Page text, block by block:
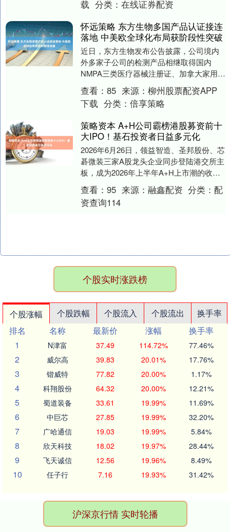
载 分类： 在线证券配资
怀远策略 东方生物多国产品认证接连
落地 中美欧全球化布局获阶段性突破
近日，东方生物发布公告披露，公司境内
外多家子公司的检测产品相继取得国内
NMPA三类医疗器械注册证、加拿大家用自
测许可及欧盟IVDR系列产品认证，覆盖分
子核酸、呼....
查看： 85 来源： 柳州股票配资APP
下载 分类： 倍享策略
策略资本 A+H公司霸榜港股募资前十
大IPO！基石投资者日益多元化
2026年6月26日，领益智造、圣邦股份、芯
碁微装三家A股龙头企业同步登陆港交所主
板，成为2026年上半年A+H上市潮的收官
之作。 今年以来，A股企业“扎堆”赴....
查看： 95 来源： 融鑫配资 分类：配
资查询114
个股实时涨跌榜
个股涨幅 个股跌幅 个股流入 个股流出
换手率
排名
名称 最新价 涨幅
换手率
1
N津富 37.49 114.72% 77.46%
2 威尔高 39.83 20.01% 17.76%
3 锴威特 77.82 20.00% 1.17%
4 科翔股份 64.32 20.00% 12.21%
5 蜀道装备 33.61 19.99% 11.69%
6 中巨芯 27.85 19.99% 32.20%
7 广哈通信 19.03 19.99% 5.84%
8 欣天科技 18.02 19.97% 28.44%
9 飞天诚信 12.56 19.96% 8.49%
10 任子行 7.16 19.93% 31.42%
沪深京行情 实时轮播